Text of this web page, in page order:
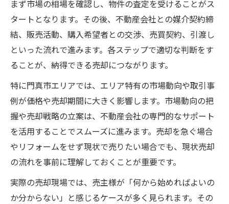
まず市場の相場を確認し、物件の査定を受けることがス
タートとなります。その後、不動産会社との媒介契約締
結、販売活動、購入希望者との交渉、売買契約、引渡し
といった流れで進みます。各ステップで適切な判断をす
ることが、納得できる売却につながります。
特に門真市エリアでは、エリア特有の市場動向や取引事
例が価格や売却期間に大きく影響します。市場動向の把
握や売却戦略の立案は、不動産会社の専門的なサポート
を活用することでスムーズに進みます。売却を急ぐ場合
やリフォームをせず現状で売りたい場合でも、現状売却
の流れを事前に理解しておくことが重要です。
実際の売却現場では、売主様が「何から始めればよいの
か分からない」と感じるケースが多く見られます。その